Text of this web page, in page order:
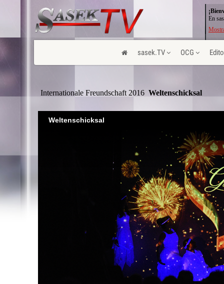
sasek.TV OCG
En
Internationale Freundschaft 2016  Weltenschicksal
Weltenschicksal